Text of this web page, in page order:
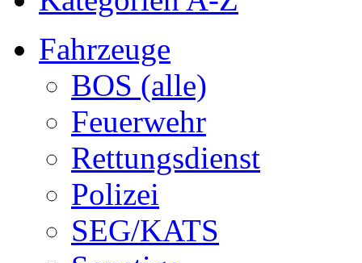
Fahrzeuge
BOS (alle)
Feuerwehr
Rettungsdienst
Polizei
SEG/KATS